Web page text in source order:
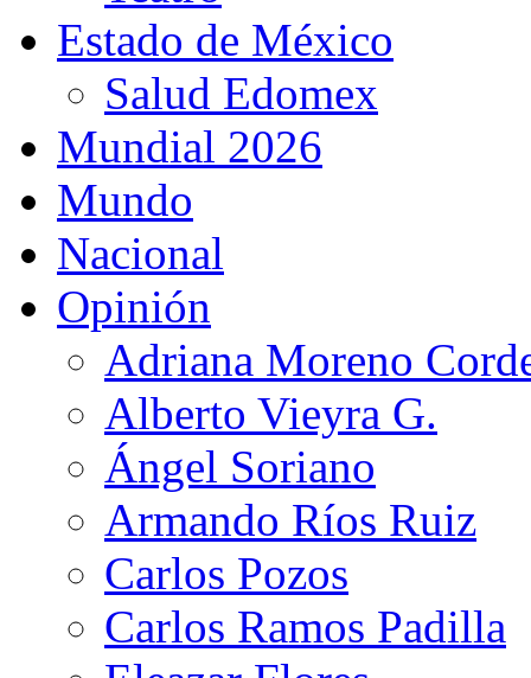
Estado de México
Salud Edomex
Mundial 2026
Mundo
Nacional
Opinión
Adriana Moreno
Alberto Vieyra G.
Ángel Soriano
Armando Ríos Ruiz
Carlos Pozos
Carlos Ramos Padilla